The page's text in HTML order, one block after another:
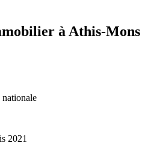
à Athis-Mons
nationale
2021